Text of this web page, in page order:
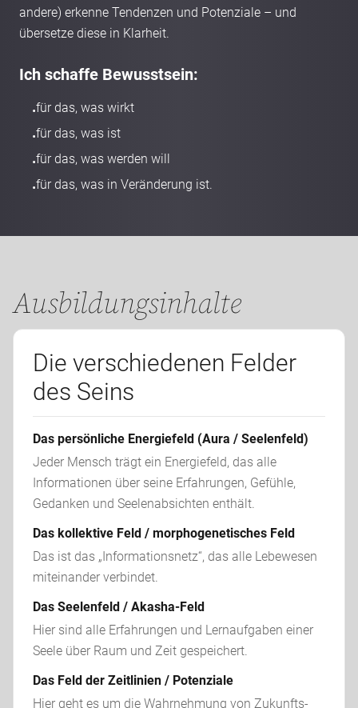
andere) erkenne Tendenzen und Potenziale – und
übersetze diese in Klarheit.
Ich schaffe Bewusstsein:
•für das, was wirkt
•für das, was ist
•für das, was werden will
•für das, was in Veränderung ist.
Ausbildungsinhalte
Die verschiedenen Felder
des Seins
Das persönliche Energiefeld (Aura / Seelenfeld)
Jeder Mensch trägt ein Energiefeld, das alle
Informationen über seine Erfahrungen, Gefühle,
Gedanken und Seelenabsichten enthält.
Das kollektive Feld / morphogenetisches Feld
Das ist das „Informationsnetz“, das alle Lebewesen
miteinander verbindet.
Das Seelenfeld / Akasha-Feld
Hier sind alle Erfahrungen und Lernaufgaben einer
Seele über Raum und Zeit gespeichert.
Das Feld der Zeitlinien / Potenziale
Hier geht es um die Wahrnehmung von Zukunfts-